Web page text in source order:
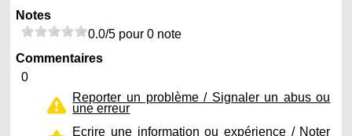
Notes
0.0/5 pour 0 note
Commentaires
0
Reporter un problème / Signaler un abus ou
une erreur
Ecrire une information ou expérience / Noter